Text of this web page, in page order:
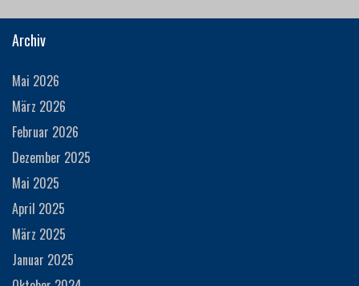
Archiv
Mai 2026
März 2026
Februar 2026
Dezember 2025
Mai 2025
April 2025
März 2025
Januar 2025